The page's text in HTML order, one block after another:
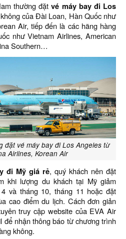
thường đặtvé máy bay đi Los
của Đài Loan, Hàn Quốc như
Air, tiếp đến là các hãng hàng
như Vietnam Airlines, American
Southern…
đặt vé máy bay đi Los Angeles từ
Airlines, Korean Air
đi Mỹ giá rẻ, quý khách nên đặt
khi lượng du khách tại Mỹ giảm
và tháng 10, tháng 11 hoặc đặt
cao điểm du lịch. Cách đơn giản
truy cập website của EVA Air
để nhận thông báo từ chương trình
không.